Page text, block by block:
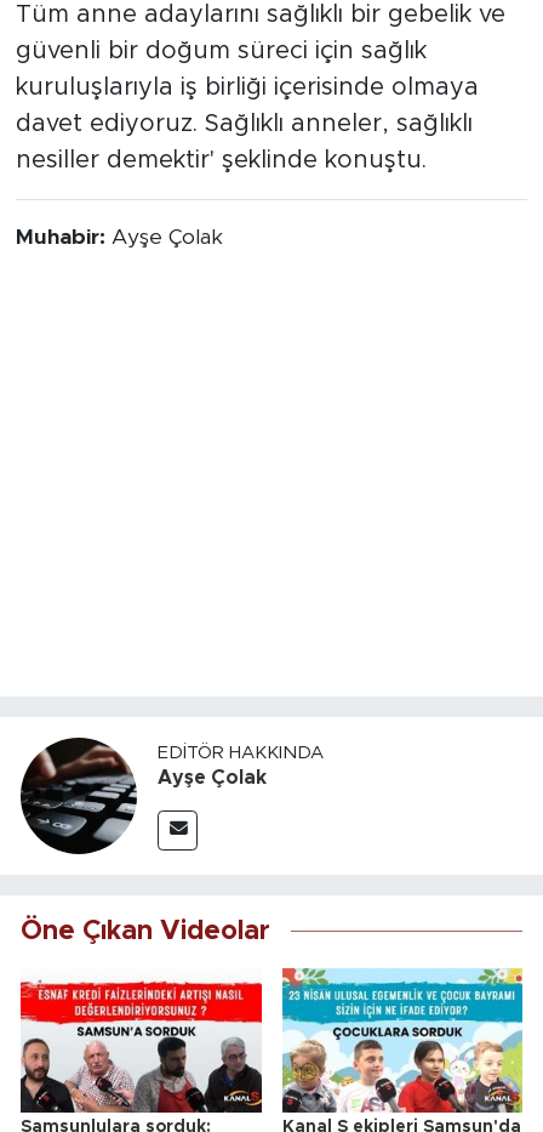
Tüm anne adaylarını sağlıklı bir gebelik ve
güvenli bir doğum süreci için sağlık
kuruluşlarıyla iş birliği içerisinde olmaya
davet ediyoruz. Sağlıklı anneler, sağlıklı
nesiller demektir' şeklinde konuştu.
Muhabir: Ayşe Çolak
EDITÖR HAKKINDA
Ayşe Çolak
Öne Çıkan Videolar
Samsunlulara sorduk: Kanal S ekipleri Samsun'da